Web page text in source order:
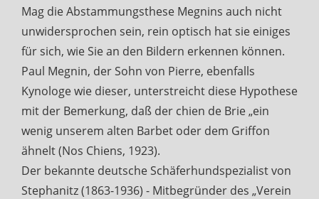
Mag die Abstammungsthese Megnins auch nicht
unwidersprochen sein, rein optisch hat sie einiges
für sich, wie Sie an den Bildern erkennen können.
Paul Megnin, der Sohn von Pierre, ebenfalls
Kynologe wie dieser, unterstreicht diese Hypothese
mit der Bemerkung, daß der chien de Brie „ein
wenig unserem alten Barbet oder dem Griffon
ähnelt (Nos Chiens, 1923).
Der bekannte deutsche Schäferhundspezialist von
Stephanitz (1863-1936) - Mitbegründer des „Verein